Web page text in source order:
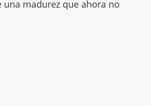
una madurez que ahora no